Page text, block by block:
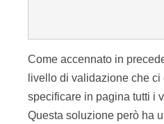
Come accennato in
livello di validazione che ci
specificare in pagina tutti i
Questa soluzione però ha